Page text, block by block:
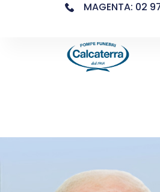
MAGENTA: 02